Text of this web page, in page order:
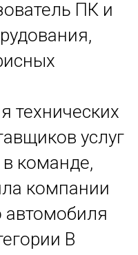
ПК и
технических
услуг
команде,
компании
автомобиля
В